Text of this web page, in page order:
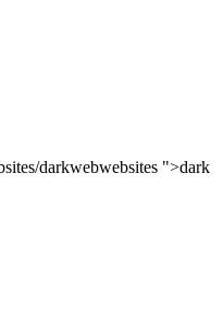
darkwebwebsites ">dark